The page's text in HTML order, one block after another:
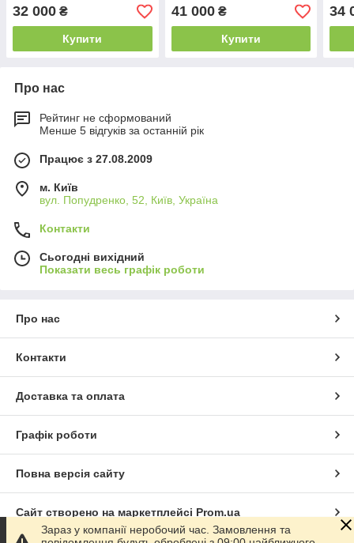
32 000 ₴
Купити
41 000₴
Купити
34
Про нас
Рейтинг не сформований
Менше 5 відгуків за останній рік
Працює з 27.08.2009
м. Київ
вул. Попудренко, 52, Київ, Україна
Контакти
Сьогодні вихідний
Показати весь графік роботи
Про нас
Контакти
Доставка та оплата
Графік роботи
Повна версія сайту
Сайт створено на маркетплейсі Prom.ua
Зараз у компанії неробочий час. Замовлення та